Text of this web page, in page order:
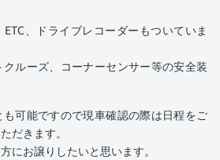
、ドライブレコーダーもついていま
ルーズ、コーナーセンサー等の安全装
可能ですので現車確認の際は日程をご
だきます。
にお譲りしたいと思います。